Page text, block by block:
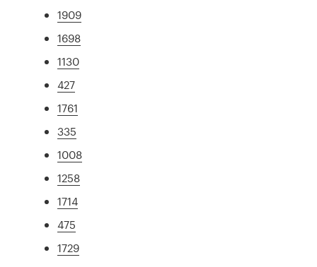
1909
1698
1130
427
1761
335
1008
1258
1714
475
1729